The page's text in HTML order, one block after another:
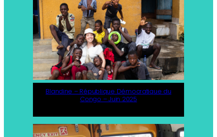
Blandine – République Démocratique du
Congo – Juin 2025